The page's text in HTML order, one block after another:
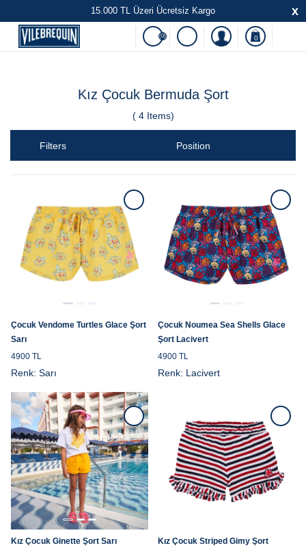
15.000 TL Üzeri Ücretsiz Kargo x
(0) 0
Kız Çocuk Bermuda Şort
Filters
( 4Items)
Çocuk Vendome Turtles Glace Şort
Sarı
4900 TL
Renk: Sarı
Çocuk Noumea Sea Shells Glace
Şort Lacivert
4900 TL
Renk: Lacivert
Kız Çocuk Ginette Şort Sarı
Kız Çocuk Striped Gimy Şort